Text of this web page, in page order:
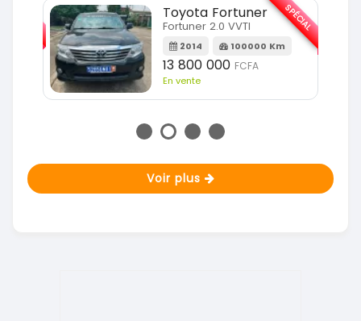
Toyota Fortuner
Fortuner 2.0 VVTI
2014 100000 Km
13 800 000 FCFA
En vente
SPÉCIAL
Voir plus